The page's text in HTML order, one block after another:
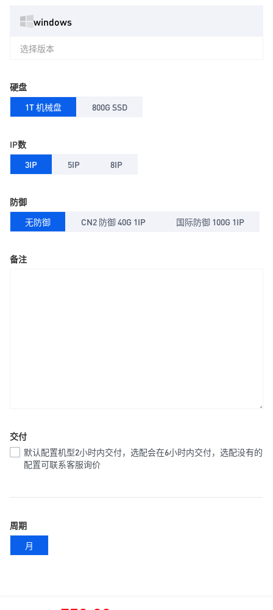
windows
选择版本
硬盘
1T 机械盘
800G SSD
IP数
3IP
5IP 8IP
防御
无防御
CN2 防御 40G 1IP 国际防御 100G 1IP
备注
交付
默认配置机型2小时内交付，选配会在6小时内交付，选配没有的
配置可联系客服询价
周期
月